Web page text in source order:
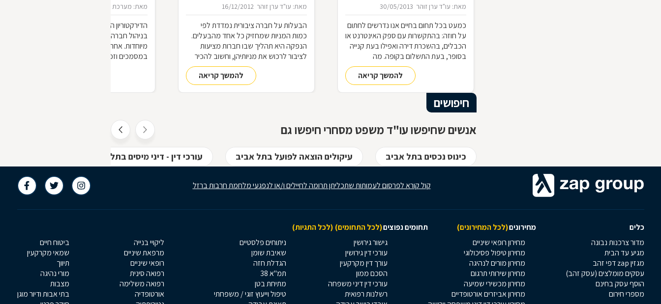
מאת: עו"ד ערן זוהר 30/05/2013
כמעט בכל תחום בחיים אנו נדרשים לחתום
על חוזה: בהתקשרות עם ספק האינטרנט או
הכבלים, בהשכרת דירה ואפילו בעת קנייה
בסופר, בעת התשלום בקופה. מה
המשמעות של היותנו צד בחוזה, מתי ניתן
להפר אותו והאם כל הסכם מחייב אותנו
להמשך קריאה
מאת: עו"ד ערן זוהר 16/12/2012
הבעלות על חברה ציבורית נמדדת לפי
כמות המניות שמחזיק כל אחד מהבעלים.
הנפקה היא תהליך שבו חברות מציעות
לציבור לרכוש את מניותיהן, וחשוב להכיר
את התקנות, החוקים והמגבלות הנוגעים
להמשך קריאה
מאת: מערכת דפי זהב
הדירקטוריון הוא הגוף המשמעותי ביותר
בניהול חברה, ועל כן אנשיו נהנים מזכויות
מיוחדות. אחת מהן היא זכות העיון
במסמכים וזכות בדיקת הנכסים,
חיפושים
אנשים שחיפשו עו"ד משפט מסחרי חיפשו גם
כינוס נכסים בתל אביב עיקולים הוצאה לפועל בתל אביב עורכי דין - דיני מיסים בתל אביב
קול קורא לפרסום לעמותות שתכליתן תרומה לחיילים ו/או לנפגעי מלחמת חרבות ברזל
כלים מחירונים(לכל המחירונים) תחומים נפוצים(לכל התחומים) (לכל התגיות)
מדור צרכנות נבונה
מגיע עד הבית
מגזין zap דפי זהב
עסקים מומלצים (עסק זהב)
הוסף עסק בחינם
מספרי חירום
מחירון רופאי שיניים
מחירון טיפול פסיכולוגי
מחירון מורים לנהיגה
מחירון שירותי תרגום
מחירון מכשירי שמיעה
מחירון אביזרים אורטופדיים
גישור גירושין
עורכי דין גירושין
עורך דין מקרקעין
הסכם ממון
עורכי דין דיני משפחה
רשלנות רפואית
ניתוחים פלסטיים
שאיבת שומן
הגדלת חזה
תמ"א 38
מתיחת בטן
טיפול וייעוץ זוגי / משפחתי
ליקויי בנייה
מרפאת שיניים
רופאי שיניים
רפואה סינית
רפואה משלימה
אורטופדיה
ביטוח חיים
שמאי מקרקעין
תיווך
מורי נהיגה
מצבות
בתי אבות ודיור מוגן